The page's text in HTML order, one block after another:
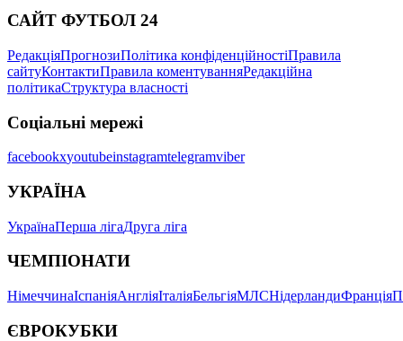
САЙТ ФУТБОЛ 24
РедакціяПрогнозиПолітика конфіденційностіПравила
сайтуКонтактиПравила коментуванняРедакційна
політикаСтруктура власності
Соціальні мережі
facebookxyoutubeinstagramtelegramviber
УКРАЇНА
УкраїнаПерша лігаДруга ліга
ЧЕМПІОНАТИ
НімеччинаІспаніяАнгліяІталіяБельгіяМЛСНідерландиФранція
ЄВРОКУБКИ